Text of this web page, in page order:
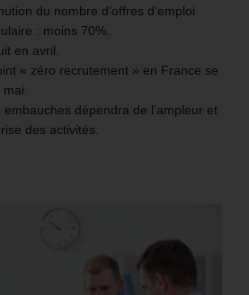
du nombre d’offres d’emploi
: moins 70%.
en avril.
« zéro recrutement » en France se
mai.
embauches dépendra de l’ampleur et
des activités.